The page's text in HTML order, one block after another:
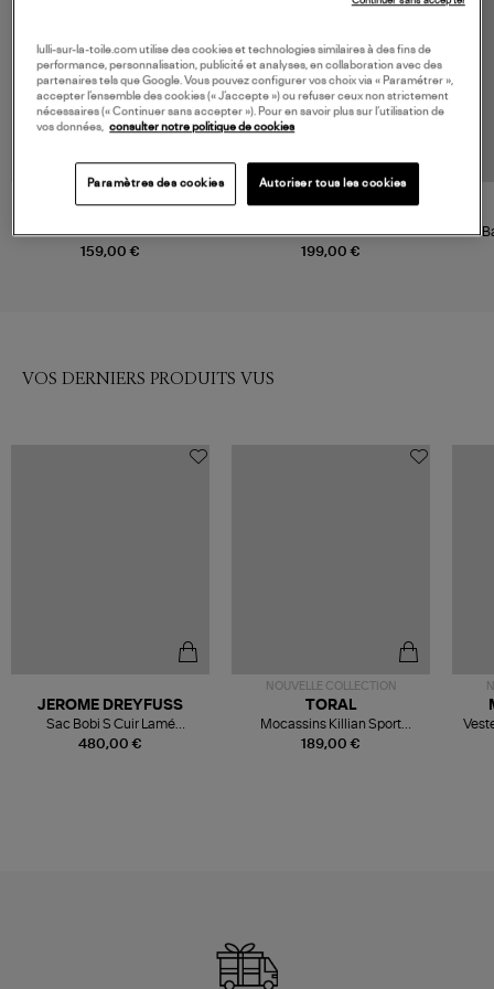
159,00 €
Baskets Re-Run Metallic Silver
199,00 €
Baskets The Re-Run Vibram
Silver
VOS DERNIERS PRODUITS VUS
480,00 €
JEROME DREYFUSS
Sac Bobi S Cuir Lamé
Champagne
NOUVELLE COLLECTION
189,00 €
TORAL
Mocassins Killian Sport
Mousse
lulli-sur-la-toile.com utilise des cookies et technologies similaires à des fins de
performance, personnalisation, publicité et analyses, en collaboration avec des
partenaires tels que Google. Vous pouvez configurer vos choix via « Paramétrer »,
accepter l’ensemble des cookies (« J’accepte ») ou refuser ceux non strictement
nécessaires (« Continuer sans accepter »). Pour en savoir plus sur l’utilisation de
vos données, consulter notre politique de cookies
Paramètres des cookies Autoriser tous les cookies